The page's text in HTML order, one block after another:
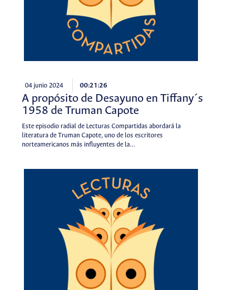
04 junio 2024 00:21:26
A propósito de Desayuno en Tiffany´s
1958 de Truman Capote
Este episodio radial de Lecturas Compartidas abordará la
literatura de Truman Capote, uno de los escritores
norteamericanos más influyentes de la…